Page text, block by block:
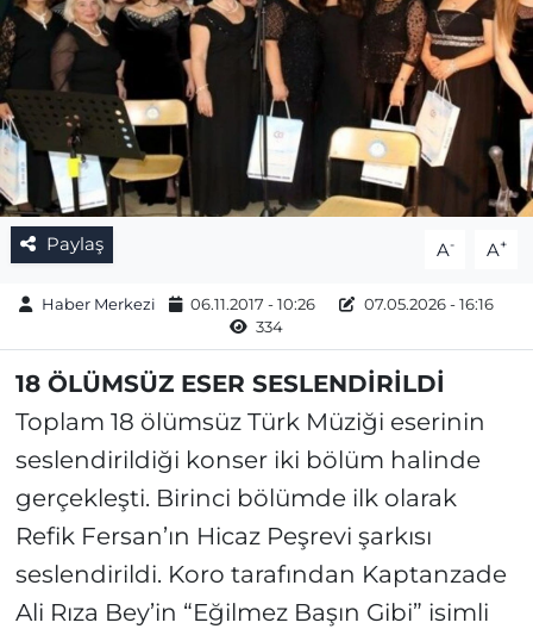
Paylaş A- A+
Haber Merkezi 06.11.2017 - 10:26
07.05.2026 - 16:16
334
18 ÖLÜMSÜZ ESER SESLENDİRİLDİ
Toplam 18 ölümsüz Türk Müziği eserinin
seslendirildiği konser iki bölüm halinde
gerçekleşti. Birinci bölümde ilk olarak
Refik Fersan’ın Hicaz Peşrevi şarkısı
seslendirildi. Koro tarafından Kaptanzade
Ali Rıza Bey’in “Eğilmez Başın Gibi” isimli
Künye
Topluluk Kuralları
Yayın İlkeleri